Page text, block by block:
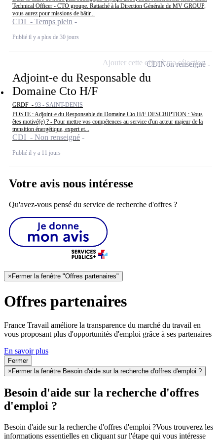
Technical Officer - CTO groupe. Rattaché à la Direction Générale de MV GROUP,
vous aurez pour missions de bâtir...
CDI - Temps plein
Publié il y a plus de 30 jours
Adjoint-e du Responsable du
Domaine Cto H/F
GRDF - 93 - SAINT-DENIS
POSTE : Adjoint-e du Responsable du Domaine Cto H/F DESCRIPTION : Vous
êtes motivé(e) ? - Pour mettre vos compétences au service d'un acteur majeur de la
transition énergétique, expert et...
CDI - Non renseigné
Publié il y a 11 jours
CDINon renseigné
Ajouter cette offre à ma sélection
Votre avis nous intéresse
Qu'avez-vous pensé du service de recherche d'offres ?
× Fermer la fenêtre "Offres partenaires"
Offres partenaires
France Travail améliore la transparence du marché du travail en
vous proposant plus d'opportunités d'emploi grâce à ses partenaires
En savoir plus
Fermer
× Fermer la fenêtre Besoin d'aide sur la recherche d'offres d'emploi ?
Besoin d'aide sur la recherche d'offres
d'emploi ?
Besoin d'aide sur la recherche d'offres d'emploi ?Vous trouverez les
informations essentielles en cliquant sur l'étape qui vous intéresse